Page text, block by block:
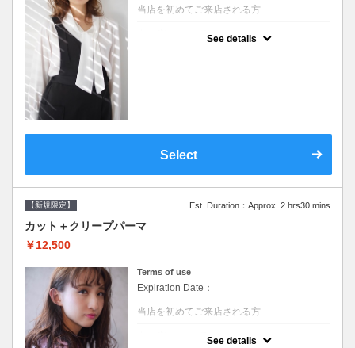
当店を初めてご来店される方
See details
Select
【新規限定】 Est. Duration：Approx. 2 hrs30 mins
カット＋クリープパーマ
￥12,500
Terms of use
Expiration Date：
当店を初めてご来店される方
See details